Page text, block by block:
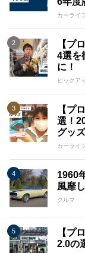
カーライ
【プ
4選を
に！
ピックア
【プ
選！
グッ
カーライ
1960
風靡
クルマ
【プ
2.0の